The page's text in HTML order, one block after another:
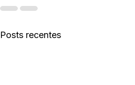
Posts recentes